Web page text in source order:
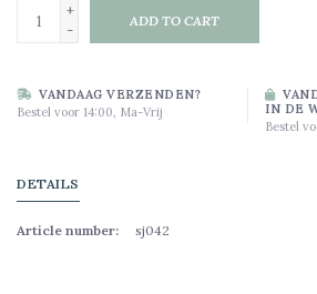
+
-
ADD TO CART
VANDAAG VERZENDEN?
Bestel voor 14:00, Ma-Vrij
IN DE
Bestel
DETAILS
Article number: sj042